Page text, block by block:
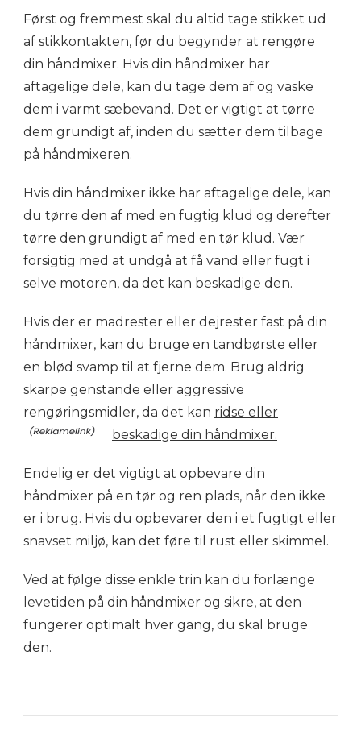
Først og fremmest skal du altid tage stikket ud
af stikkontakten, før du begynder at rengøre
din håndmixer. Hvis din håndmixer har
aftagelige dele, kan du tage dem af og vaske
dem i varmt sæbevand. Det er vigtigt at tørre
dem grundigt af, inden du sætter dem tilbage
på håndmixeren.
Hvis din håndmixer ikke har aftagelige dele, kan
du tørre den af med en fugtig klud og derefter
tørre den grundigt af med en tør klud. Vær
forsigtig med at undgå at få vand eller fugt i
selve motoren, da det kan beskadige den.
Hvis der er madrester eller dejrester fast på din
håndmixer, kan du bruge en tandbørste eller
en blød svamp til at fjerne dem. Brug aldrig
skarpe genstande eller aggressive
rengøringsmidler, da det kan ridse eller
beskadige din håndmixer.
Endelig er det vigtigt at opbevare din
håndmixer på en tør og ren plads, når den ikke
er i brug. Hvis du opbevarer den i et fugtigt eller
snavset miljø, kan det føre til rust eller skimmel.
Ved at følge disse enkle trin kan du forlænge
levetiden på din håndmixer og sikre, at den
fungerer optimalt hver gang, du skal bruge
den.